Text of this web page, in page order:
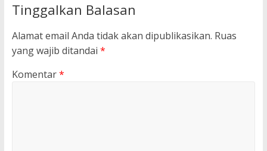
Tinggalkan Balasan
Alamat email Anda tidak akan dipublikasikan. Ruas
yang wajib ditandai *
Komentar*